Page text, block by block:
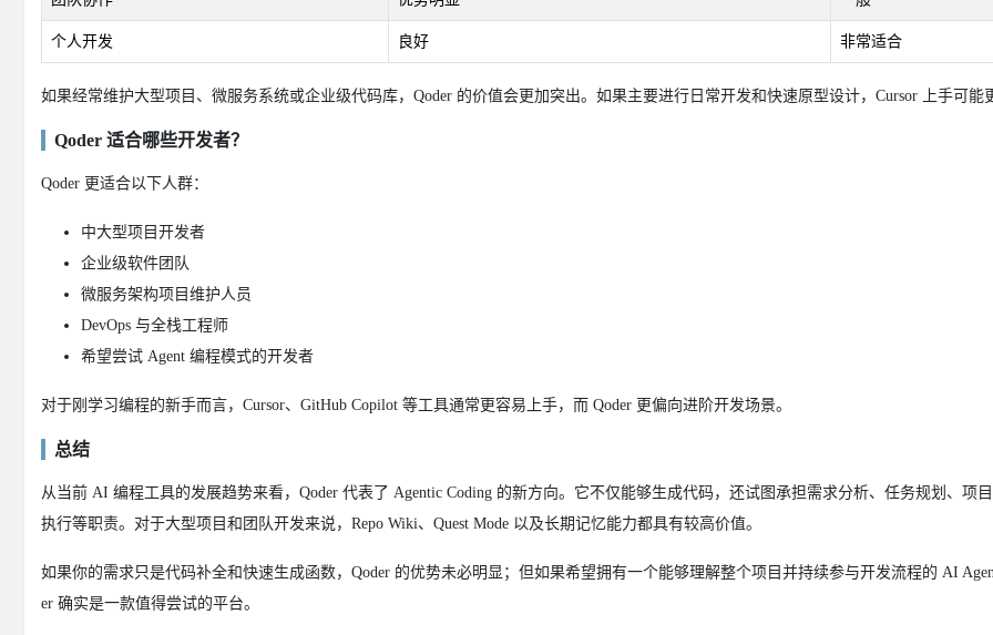
个人开发 良好 非常适合
如果经常维护大型项目、微服务系统或企业级代码库，Qoder 的价值会更加突出。如果主要进行日常开发和快速原型设计，Cursor 上手可能
Qoder 适合哪些开发者？
Qoder 更适合以下人群：
中大型项目开发者
企业级软件团队
微服务架构项目维护人员
DevOps 与全栈工程师
希望尝试 Agent 编程模式的开发者
对于刚学习编程的新手而言，Cursor、GitHub Copilot 等工具通常更容易上手，而 Qoder 更偏向进阶开发场景。
总结
从当前 AI 编程工具的发展趋势来看，Qoder 代表了 Agentic Coding 的新方向。它不仅能够生成代码，还试图承担需求分析、任务规划、项
执行等职责。对于大型项目和团队开发来说，Repo Wiki、Quest Mode 以及长期记忆能力都具有较高价值。
如果你的需求只是代码补全和快速生成函数，Qoder 的优势未必明显；但如果希望拥有一个能够理解整个项目并持续参与开发流程的 AI
er 确实是一款值得尝试的平台。